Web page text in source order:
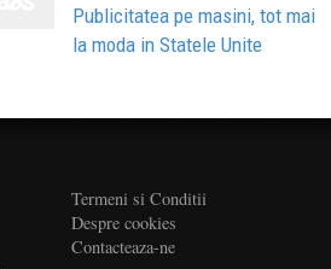
Publicitatea pe masini, tot mai
la moda in Statele Unite
Termeni si Conditii
Despre cookies
Contacteaza-ne